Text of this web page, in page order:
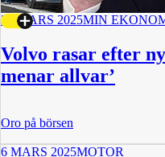
27 MARS 2025MIN
Volvo rasar efter
menar allvar’
Oro på börsen
6 MARS 2025MOTOR